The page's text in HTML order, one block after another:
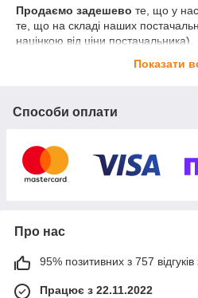
Продаємо задешево те, що у
те, що на складі наших
націнкою від ціни постачальника).
нових категорій товарів, -
Нарощувати наші позиції для
З повагою та
Показати
Способи оплати
Про нас
95% позитивних з 757 відгуків
Працює з 22.11.2022